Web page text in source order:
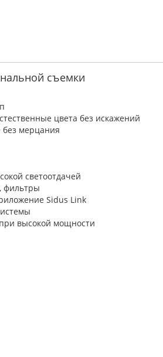
съемки
цвета без искажений
без мерцания
светоотдачей
фильтры
Sidus Link
высокой мощности